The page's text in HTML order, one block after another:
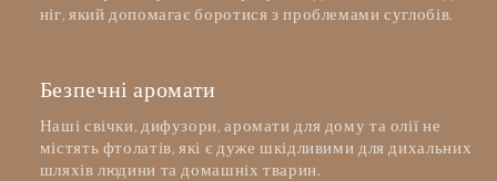
ніг, який допомагає боротися з проблемами суглобів.
Безпечні аромати
Наші свічки, дифузори, аромати для дому та олії не
містять фтолатів, які є дуже шкідливими для дихальних
шляхів людини та домашніх тварин.